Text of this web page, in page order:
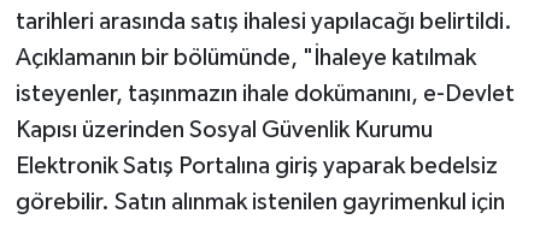
tarihleri arasında satış ihalesi yapılacağı belirtildi.
Açıklamanın bir bölümünde, "İhaleye katılmak
isteyenler, taşınmazın ihale dokümanını, e-Devlet
Kapısı üzerinden Sosyal Güvenlik Kurumu
Elektronik Satış Portalına giriş yaparak bedelsiz
görebilir. Satın alınmak istenilen gayrimenkul için